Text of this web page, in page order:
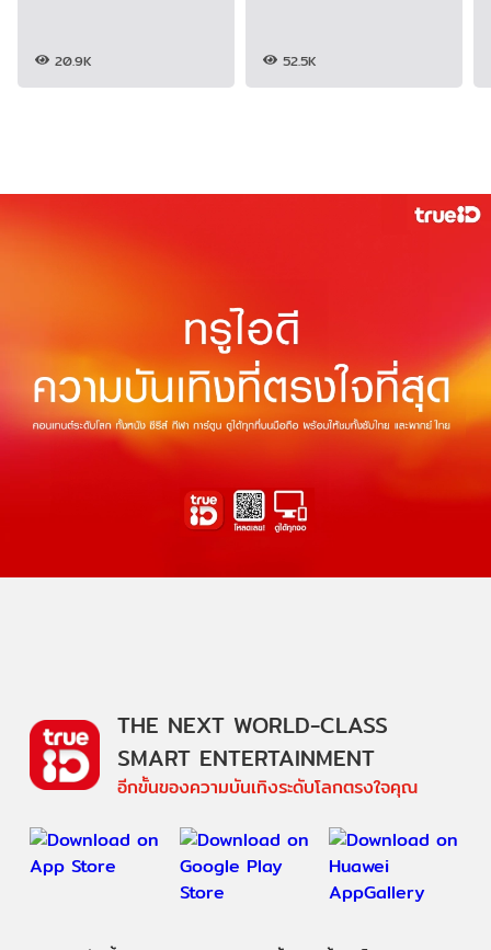
20.9K 52.5K
THE NEXT WORLD-CLASS
SMART ENTERTAINMENT
อีกขั้นของความบันเทิงระดับโลกตรงใจคุณ